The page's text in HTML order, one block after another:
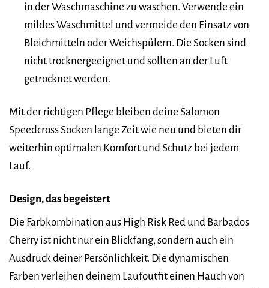
in der Waschmaschine zu waschen. Verwende ein
mildes Waschmittel und vermeide den Einsatz von
Bleichmitteln oder Weichspülern. Die Socken sind
nicht trocknergeeignet und sollten an der Luft
getrocknet werden.
Mit der richtigen Pflege bleiben deine Salomon
Speedcross Socken lange Zeit wie neu und bieten dir
weiterhin optimalen Komfort und Schutz bei jedem
Lauf.
Design, das begeistert
Die Farbkombination aus High Risk Red und Barbados
Cherry ist nicht nur ein Blickfang, sondern auch ein
Ausdruck deiner Persönlichkeit. Die dynamischen
Farben verleihen deinem Laufoutfit einen Hauch von